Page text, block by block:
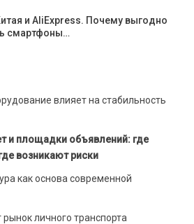
и AliExpress. Почему выгодно
смартфоны…
влияет на стабильность
и площадки объявлений: где
возникают риски
как основа современной
личного транспорта